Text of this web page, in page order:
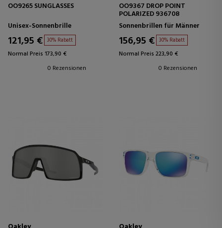
OO9265 SUNGLASSES
Unisex-Sonnenbrille
121,95 € 30% Rabatt
Normal Preis 173,90 €
0 Rezensionen
OO9367 DROP POINT
POLARIZED 936708
Sonnenbrillen für Männer
156,95 € 30% Rabatt
Normal Preis 223,90 €
0 Rezensionen